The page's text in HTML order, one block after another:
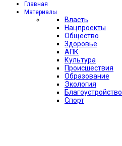
Главная
Материалы
Власть
Нацпроекты
Общество
Здоровье
АПК
Культура
Происшествия
Образование
Экология
Благоустройство
Спорт